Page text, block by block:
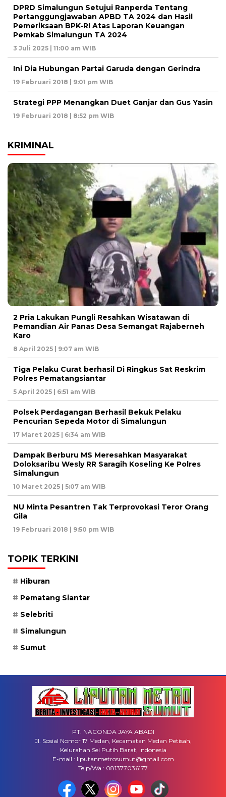
DPRD Simalungun Setujui Ranperda Tentang
Pertanggungjawaban APBD TA 2024 dan Hasil
Pemeriksaan BPK-RI Atas Laporan Keuangan
Pemkab Simalungun TA 2024
3 Juli 2025 | 11:00 am WIB
Ini Dia Hubungan Partai Garuda dengan Gerindra
19 Februari 2018 | 9:01 pm WIB
Strategi PPP Menangkan Duet Ganjar dan Gus Yasin
19 Februari 2018 | 8:52 pm WIB
KRIMINAL
2 Pria Lakukan Pungli Resahkan Wisatawan di
Pemandian Air Panas Desa Semangat Rajaberneh
Karo
8 April 2025 | 9:07 am WIB
Tiga Pelaku Curat berhasil Di Ringkus Sat Reskrim
Polres Pematangsiantar
5 April 2025 | 6:51 am WIB
Polsek Perdagangan Berhasil Bekuk Pelaku
Pencurian Sepeda Motor di Simalungun
17 Maret 2025 | 6:34 am WIB
Dampak Berburu MS Meresahkan Masyarakat
Doloksaribu Wesly RR Saragih Koseling Ke Polres
Simalungun
10 Maret 2025 | 5:07 am WIB
NU Minta Pesantren Tak Terprovokasi Teror Orang
Gila
19 Februari 2018 | 9:50 pm WIB
TOPIK TERKINI
Hiburan
Pematang Siantar
Selebriti
Simalungun
Sumut
PT. NACONDA JAYA ABADI
Jl. Sosial Nomor 17 Medan, Kecamatan Medan Petisah,
Kelurahan Sei Putih Barat, Indonesia
E-mail : liputanmetrosumut@gmail.com
Telp/Wa : 081377036177